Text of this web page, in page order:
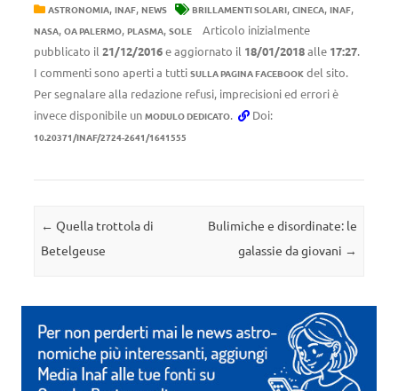
ASTRONOMIA, INAF, NEWS BRILLAMENTI SOLARI, CINECA, INAF,
NASA, OA PALERMO, PLASMA, SOLE
Articolo inizialmente
pubblicato il 21/12/2016e aggiornato il 18/01/2018alle 17:27.
I commenti sono aperti a tutti SULLA PAGINA FACEBOOK del sito.
Per segnalare alla redazione refusi, imprecisioni ed errori è
invece disponibile un MODULO DEDICATO. Doi:
10.20371/INAF/2724-2641/1641555
Navigazione articolo
← Quella trottola di
Betelgeuse
Bulimiche e disordinate: le
galassie da giovani →